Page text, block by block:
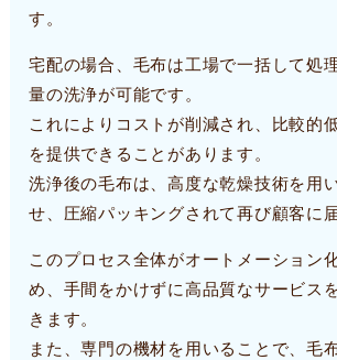
す。
宅配の場合、毛布は工場で一括して処
量の洗浄が可能です。
これによりコストが削減され、比較的
を提供できることがあります。
洗浄後の毛布は、高度な乾燥技術を用
せ、圧縮パッキングされて再び顧客に
このプロセス全体がオートメーション
め、手間をかけずに高品質なサービス
きます。
また、専門の機材を用いることで、毛